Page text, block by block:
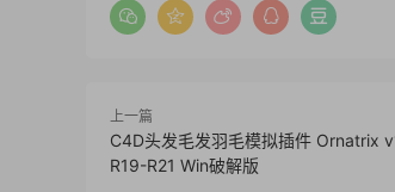
上一篇
C4D头发毛发羽毛模拟插件 Ornatrix
R19-R21 Win破解版